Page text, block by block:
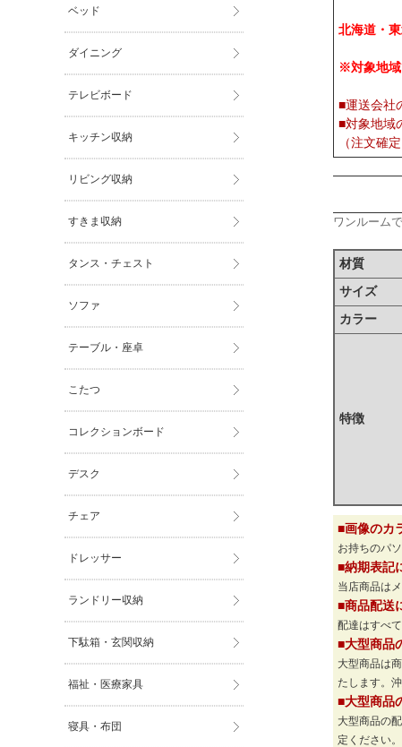
北海道・
※対象地域
■運送会社
■対象地域
（注文確
ワンルーム
材質
サイズ
カラー
特徴
■画像のカ
お持ちのパ
■納期表記
当店商品は
■商品配送
配達はすべ
■大型商品
大型商品は
たします。
■大型商品
大型商品の
定ください。
ベッド
ダイニング
テレビボード
キッチン収納
リビング収納
すきま収納
タンス・チェスト
ソファ
テーブル・座卓
こたつ
コレクションボード
デスク
チェア
ドレッサー
ランドリー収納
下駄箱・玄関収納
福祉・医療家具
寝具・布団